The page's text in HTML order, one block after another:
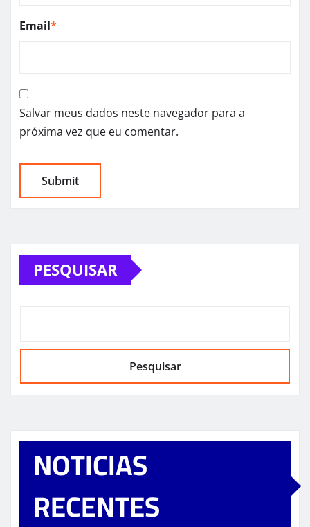
Email*
Salvar meus dados neste navegador para a
próxima vez que eu comentar.
PESQUISAR
Pesquisar
NOTICIAS
RECENTES